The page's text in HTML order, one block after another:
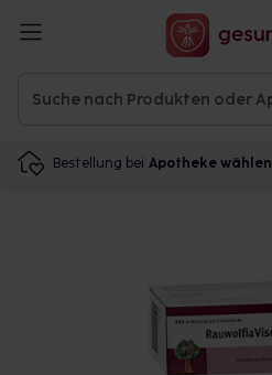
Bestellung bei Apotheke wählen